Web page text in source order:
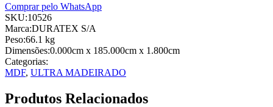
Comprar pelo WhatsApp
SKU:10526
Marca:DURATEX S/A
Peso:66.1 kg
Dimensões:0.000cm x 185.000cm x 1.800cm
Categorias:
MDF, ULTRA MADEIRADO
Produtos Relacionados